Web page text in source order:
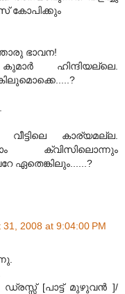
കോപിക്കും
ഭാവന!
ഹിന്ദിയല്ലെ.
കാര്യമല്ല.
ക്വിസിലൊന്നും
ഏതെങ്കിലും......?
31, 2008 at 9:04:00 PM
[പാട്ട്‌ മുഴുവന്‍ ]/